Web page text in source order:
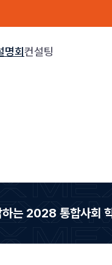
명회컨설팅
는 2028 통합사회